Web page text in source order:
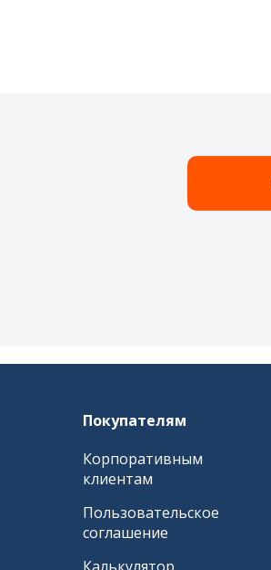
Покупателям
Корпоративным
клиентам
Пользовательское
соглашение